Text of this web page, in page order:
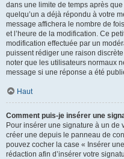
dans une limite de temps après
quelqu’un a déjà répondu à votre
message affichera le nombre de
et l’heure de la modification. Ce
modification effectuée par un
puissent rédiger une raison
noter que les utilisateurs normaux
message si une réponse a été
Haut
Comment puis-je insérer une
Pour insérer une signature à un de
créer une depuis le panneau de
pouvez cocher la case « Insérer
rédaction afin d’insérer votre